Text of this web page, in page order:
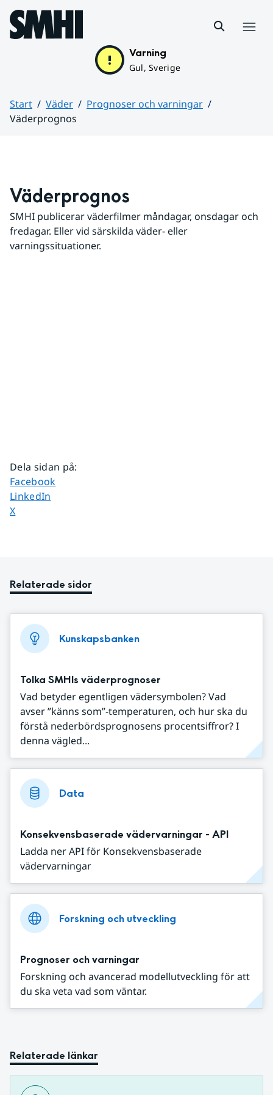
Hoppa till sidans innehåll
Varning
Gul, Sverige
Start Väder
Prognoser och varningar
Väderprognos
Väderprognos
SMHI publicerar väderfilmer måndagar, onsdagar och
fredagar. Eller vid särskilda väder- eller
varningssituationer.
Dela sidan på:
Dela sidan på
Facebook
Dela sidan på
LinkedIn
Dela sidan på
X
Relaterade sidor
Kunskapsbanken
Tolka SMHIs väderprognoser
Vad betyder egentligen vädersymbolen? Vad
avser ”känns som”-temperaturen, och hur ska du
förstå nederbördsprognosens procentsiffror? I
denna vägled...
Data
Konsekvensbaserade vädervarningar - API
Ladda ner API för Konsekvensbaserade
vädervarningar
Forskning och utveckling
Prognoser och varningar
Forskning och avancerad modellutveckling för att
du ska veta vad som väntar.
Relaterade länkar